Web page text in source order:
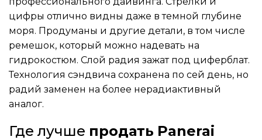
цифры отлично видны даже в темной глубине
моря. Продуманы и другие детали, в том числе
ремешок, который можно надевать на
гидрокостюм. Слой радия зажат под циферблат.
Технология сэндвича сохранена по сей день, но
радий заменен на более нерадиактивный
аналог.
Где лучше продать Panerai